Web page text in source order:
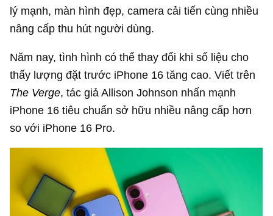
lý mạnh, màn hình đẹp, camera cải tiến cùng nhiều
nâng cấp thu hút người dùng.
Năm nay, tình hình có thể thay đổi khi số liệu cho
thấy lượng đặt trước iPhone 16 tăng cao. Viết trên
The Verge, tác giả Allison Johnson nhấn mạnh
iPhone 16 tiêu chuẩn sở hữu nhiều nâng cấp hơn
so với iPhone 16 Pro.